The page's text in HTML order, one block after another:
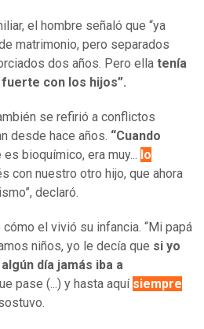
el hombre señaló que “ya
matrimonio, pero separados
dos años. Pero ella tenía
con los hijos”.
se refirió a conflictos
desde hace años. “Cuando
es bioquímico, era muy... lo
con nuestro otro hijo, que ahora
declaró.
el vivió su infancia. “Mi papá
niños, yo le decía que si yo
día jamás iba a
pase (...) y hasta aquí siempre